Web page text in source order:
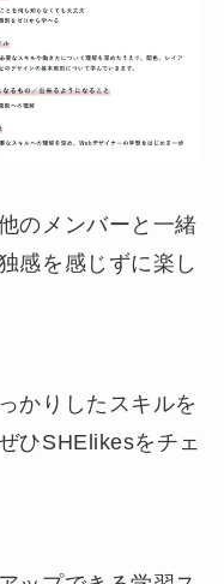
のメンバーと一緒
感を感じずに楽し
かりしたスキルを
ひSHElikesをチェ